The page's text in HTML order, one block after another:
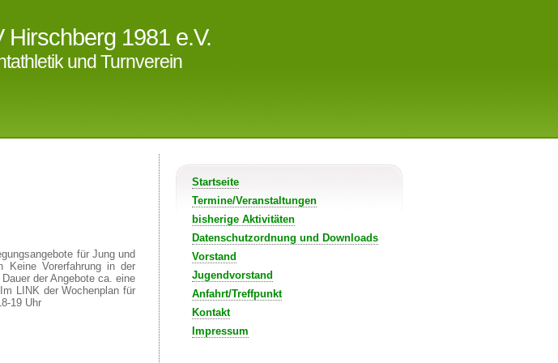
Hirschberg 1981 e.V.
und Turnverein
für Jung und
Keine Vorerfahrung in der
der Angebote ca. eine
LINK der Wochenplan für
19 Uhr
Startseite
Termine/Veranstaltungen
bisherige Aktivitäten
Datenschutzordnung und Downloads
Vorstand
Jugendvorstand
Anfahrt/Treffpunkt
Kontakt
Impressum